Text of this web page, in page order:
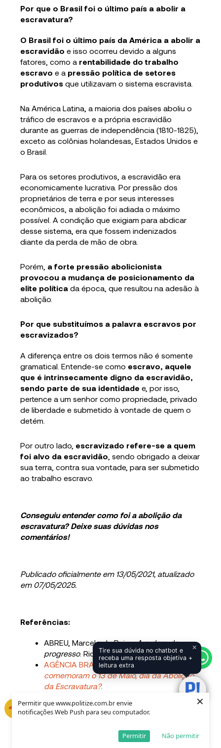
Permitir que www.politize.com.br envie
notificações Web Push para seu computador.
Não permitir
Permitir
×
Por que o Brasil foi o último país a abolir a
escravatura?
O Brasil foi o último país da América a abolir a
escravidão e isso ocorreu devido a alguns
fatores, como a rentabilidade do trabalho
escravoe a pressão política de setores
produtivos que utilizavam o sistema escravista.
Na América Latina, a maioria dos países aboliu o
tráfico de escravos e a própria escravidão
durante as guerras de independência (1810-1825),
exceto as colônias holandesas, Estados Unidos e
o Brasil.
Para os setores produtivos, a escravidão era
economicamente lucrativa. Por pressão dos
proprietários de terra e por seus interesses
econômicos, a abolição foi adiada o máximo
possível. A condição que exigiam para abdicar
desse sistema, era que fossem indenizados
diante da perda de mão de obra.
Porém, a forte pressão abolicionista
provocou a mudança de posicionamento da
elite política da época, que resultou na adesão à
abolição.
Por que substituímos a palavra escravos por
escravizados?
A diferença entre os dois termos não é somente
gramatical. Entende-se como escravo, aquele
que é intrinsecamente digno da escravidão,
sendo parte de sua identidadee, por isso,
pertence a um senhor como propriedade, privado
de liberdade e submetido à vontade de quem o
detém.
Por outro lado, escravizado refere-se a quem
foi alvo da escravidão , sendo obrigado a deixar
sua terra, contra sua vontade, para ser submetido
ao trabalho escravo.
Conseguiu entender como foi a abolição da
escravatura? Deixe suas dúvidas nos
comentários!
Publicado oficialmente em 13/05/2021, atualizado
em 07/05/2025.
Referências:
ABREU, Marcelo de Paiva.A ordem do
progresso. Rio de Janeiro: Elsevier, 2014.
AGÊNCIA BRASIL.Por que os negros não
comemoram o 13 de Maio, dia da Abolição
da Escravatura?.
Candidato: História do Brasil . Brasília: Funag,
CARVALHO, José Murilo de.História do Brasil
Nação: A Construção Nacional
. Rio de
Tire sua dúvida no chatbot e
receba uma resposta objetiva +
leitura extra
×